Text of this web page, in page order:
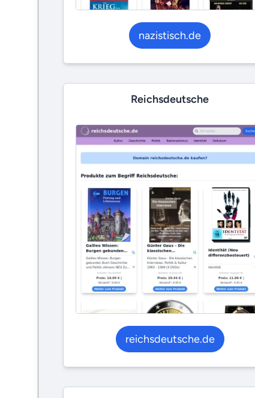
nazistisch.de
Reichsdeutsche
reichsdeutsche.de